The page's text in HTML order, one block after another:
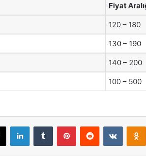
Fiyat
120 – 180
130 – 190
140 – 200
100 – 500
X LinkedInTumblr PinterestReddit